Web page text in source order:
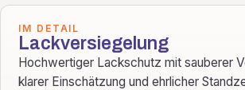
IM DETAIL
Lackversiegelung
Hochwertiger Lackschutz mit sauberer
klarer Einschätzung und ehrlicher